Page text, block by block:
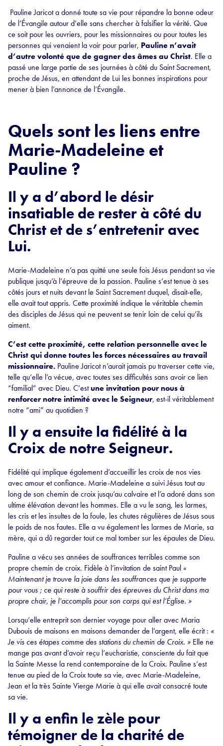
Pauline Jaricot a donné toute sa vie pour répandre la bonne odeur
de l’Évangile autour d’elle sans chercher à falsifier la vérité. Que
ce soit pour les ouvriers, pour les missionnaires ou pour toutes les
personnes qui venaient la voir pour parler, Pauline n’avait
d’autre volonté que de gagner des âmes au Christ. Elle a
passé une large partie de ses journées à côté du Saint Sacrement,
proche de Jésus, en attendant de Lui les bonnes inspirations pour
mener à bien l’annonce de l’Évangile.
Quels sont les liens entre
Marie-Madeleine et
Pauline ?
Il y a d’abord le désir
insatiable de rester à côté du
Christ et de s’entretenir avec
Lui.
Marie-Madeleine n’a pas quitté une seule fois Jésus pendant sa vie
publique jusqu’à l’épreuve de la passion. Pauline s’est tenue à ses
côtés jours et nuits devant le Saint Sacrement duquel, disait-elle,
elle avait tout appris. Cette proximité indique le véritable chemin
des disciples de Jésus qui ne peuvent se tenir loin de celui qu’ils
aiment.
C’est cette proximité, cette relation personnelle avec le
Christ qui donne toutes les forces nécessaires au travail
missionnaire. Pauline Jaricot n’aurait jamais pu traverser cette vie,
telle qu’elle l’a vécue, avec toutes ses difficultés sans avoir ce lien
“familial” avec Dieu. C’estune invitation pour nous à
renforcer notre intimité avec le Seigneur, est-il véritablement
notre “ami” au quotidien ?
Il y a ensuite la fidélité à la
Croix de notre Seigneur.
Fidélité qui implique également d’accueillir les croix de nos vies
avec amour et confiance. Marie-Madeleine a suivi Jésus tout au
long de son chemin de croix jusqu’au calvaire et l’a adoré dans son
ultime élévation devant les hommes. Elle a vu le sang, les larmes,
les cris et les insultes de la foule, les chutes régulières de Jésus sous
le poids de nos fautes. Elle a vu également les larmes de Marie, sa
mère, qui a dû regarder tout ce mal tomber sur les épaules de Dieu.
Pauline a vécu ses années de souffrances terribles comme son
propre chemin de croix. Fidèle à l’invitation de saint Paul «
Maintenant je trouve la joie dans les souffrances que je supporte
pour vous ; ce qui reste à souffrir des épreuves du Christ dans ma
propre chair, je l’accomplis pour son corps qui est l’Église. »
Lorsqu’elle entreprit son dernier voyage pour aller avec Maria
Dubouis de maisons en maisons demander de l’argent, elle écrit : «
Je vis ces étapes comme des stations du chemin de Croix. » Elle ne
mange pas avant d’avoir reçu l’eucharistie, consciente du fait que
la Sainte Messe la rend contemporaine de la Croix. Pauline s’est
tenue au pied de la Croix toute sa vie, avec Marie-Madeleine,
Jean et la très Sainte Vierge Marie à qui elle avait consacré toute
sa vie.
Il y a enfin le zèle pour
témoigner de la charité de